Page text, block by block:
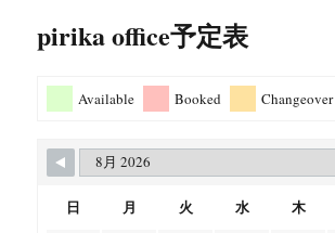
pirika office予定表
Available Booked Changeover
日 月 火 水 木